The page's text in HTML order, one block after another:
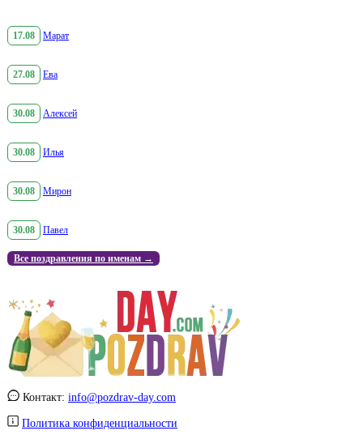
17.08 Марат
27.08 Ева
30.08 Алексей
30.08 Илья
30.08 Мирон
30.08 Павел
Все поздравления по именам →
Контакт: info@pozdrav-day.com
Политика конфиденциальности